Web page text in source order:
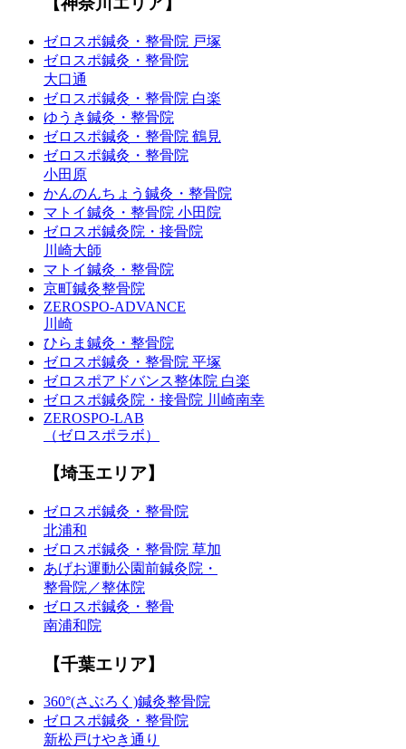
ゼロスポ鍼灸・整骨院 戸塚
ゼロスポ鍼灸・整骨院
大口通
ゼロスポ鍼灸・整骨院 白楽
ゆうき鍼灸・整骨院
ゼロスポ鍼灸・整骨院 鶴見
ゼロスポ鍼灸・整骨院
小田原
かんのんちょう鍼灸・整骨院
マトイ鍼灸・整骨院 小田院
ゼロスポ鍼灸院・接骨院
川崎大師
マトイ鍼灸・整骨院
京町鍼灸整骨院
ZEROSPO-ADVANCE
川崎
ひらま鍼灸・整骨院
ゼロスポ鍼灸・整骨院 平塚
ゼロスポアドバンス整体院 白楽
ゼロスポ鍼灸院・接骨院 川崎南幸
ZEROSPO-LAB
（ゼロスポラボ）
【埼玉エリア】
ゼロスポ鍼灸・整骨院
北浦和
ゼロスポ鍼灸・整骨院 草加
あげお運動公園前鍼灸院・
整骨院／整体院
ゼロスポ鍼灸・整骨
南浦和院
【千葉エリア】
360°(さぶろく)鍼灸整骨院
ゼロスポ鍼灸・整骨院
新松戸けやき通り